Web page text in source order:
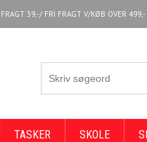
FRAGT 39,-/ FRI FRAGT V/KØB OVER 499,-
TASKER SKOLE